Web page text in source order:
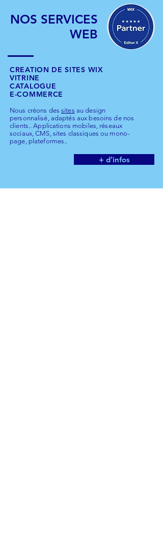
NOS SERVICES
WEB
CREATION DE SITES WIX
VITRINE
CATALOGUE
E-COMMERCE
Nous créons dessites au design
personnalisé, adaptés aux besoins de nos
clients.. Applications mobiles, réseaux
sociaux, CMS, sites classiques ou mono-
page, plateformes..
+ d'infos